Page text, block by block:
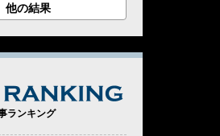
他の結果
ランキング